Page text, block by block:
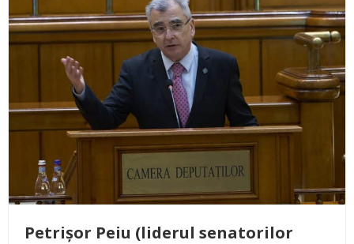
Petrișor Peiu (liderul senatorilor